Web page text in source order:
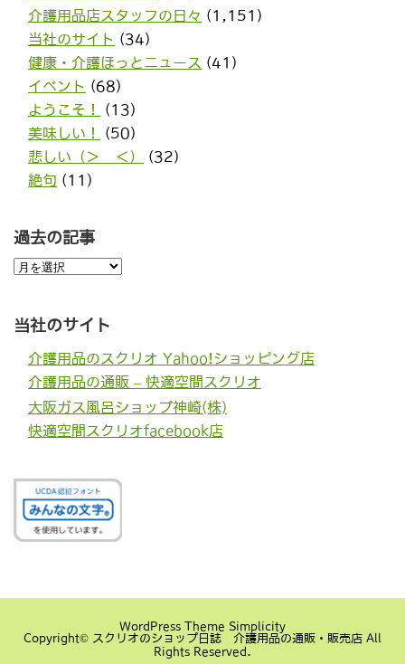
介護用品店スタッフの日々 (1,151)
当社のサイト (34)
健康・介護ほっとニュース (41)
イベント (68)
ようこそ！
(13)
美味しい！
(50)
悲しい（＞＿＜）
(32)
絶句 (11)
過去の記事
過
去
事
当社のサイト
介護用品のスクリオ Yahoo!ショッピング店
介護用品の通販 – 快適空間スクリオ
大阪ガス風呂ショップ神崎(株)
快適空間スクリオfacebook店
WordPress Theme Simplicity
Copyright© スクリオのショップ日誌 介護用品の通販・販売店 All
Rights Reserved.